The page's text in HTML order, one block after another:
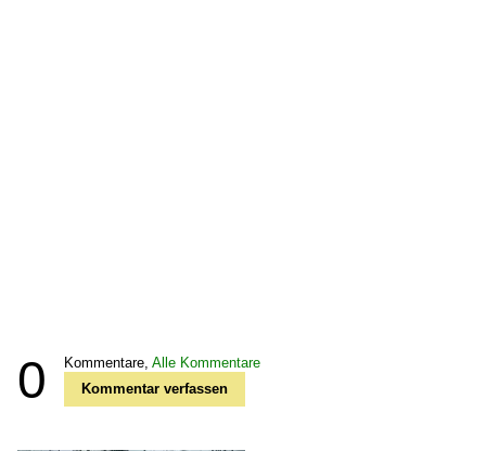
0 Kommentare, Alle Kommentare
Kommentar verfassen